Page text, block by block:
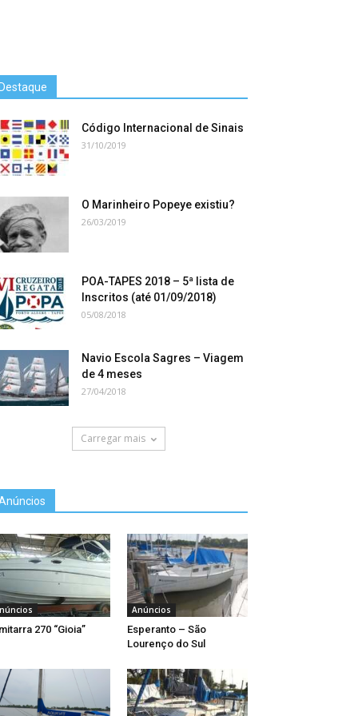
Código Internacional de Sinais
31/10/2019
O Marinheiro Popeye existiu?
26/03/2019
POA-TAPES 2018 – 5ª lista de
Inscritos (até 01/09/2018)
05/08/2018
Navio Escola Sagres – Viagem
de 4 meses
27/04/2018
Carregar mais
270 “Gioia”
Anúncios
Esperanto – São
Lourenço do Sul